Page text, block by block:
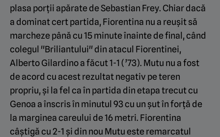
plasa porții apărate de Sebastian Frey. Chiar dacă
a dominat cert partida, Fiorentina nu a reușit să
marcheze până cu 15 minute înainte de final, când
colegul "Briliantului" din atacul Fiorentinei,
Alberto Gilardino a făcut 1-1 (’73). Mutu nu a fost
de acord cu acest rezultat negativ pe teren
propriu, și la fel ca în partida din etapa trecut cu
Genoa a înscris în minutul 93 cu un șut în forță de
la marginea careului de 16 metri. Fiorentina
câștigă cu 2-1 și din nou Mutu este remarcatul